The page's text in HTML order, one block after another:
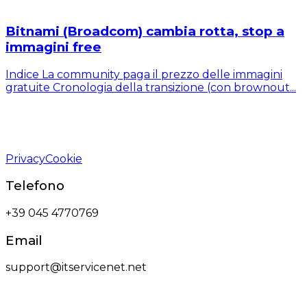
Bitnami (Broadcom) cambia rotta, stop a
immagini free
Indice La community paga il prezzo delle immagini
gratuite Cronologia della transizione (con brownout...
PrivacyCookie
Telefono
+39 045 4770769
Email
support@itservicenet.net